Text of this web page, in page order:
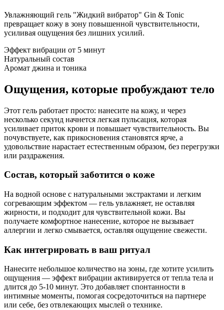
Увлажняющий гель "Жидкий вибратор" Gin & Tonic
превращает кожу в зону повышенной чувствительности,
усиливая ощущения без лишних усилий.
Эффект вибрации от 5 минут
Натуральный состав
Аромат джина и тоника
Ощущения, которые пробуждают тело
Этот гель работает просто: нанесите на кожу, и через
несколько секунд начнется легкая пульсация, которая
усиливает приток крови и повышает чувствительность. Вы
почувствуете, как прикосновения становятся ярче, а
удовольствие нарастает естественным образом, без перегрузки
или раздражения.
Состав, который заботится о коже
На водной основе с натуральными экстрактами и легким
согревающим эффектом — гель увлажняет, не оставляя
жирности, и подходит для чувствительной кожи. Вы
получаете комфортное нанесение, которое не вызывает
аллергии и легко смывается, оставляя ощущение свежести.
Как интегрировать в ваш ритуал
Нанесите небольшое количество на зоны, где хотите усилить
ощущения — эффект вибрации активируется от тепла тела и
длится до 5-10 минут. Это добавляет спонтанности в
интимные моменты, помогая сосредоточиться на партнере
или себе, без отвлекающих мыслей о технике.